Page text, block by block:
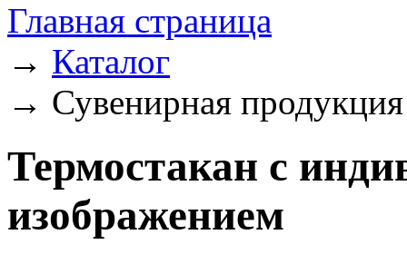
Главная страница
→ Каталог
→ Сувенирная продукция
Термостакан с
изображением